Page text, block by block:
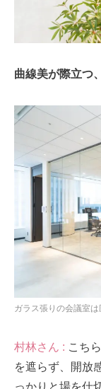
曲線美が際立つ
ガラス張りの会議室
村林さん : こち
を遮らず、開放
っかりと場を仕